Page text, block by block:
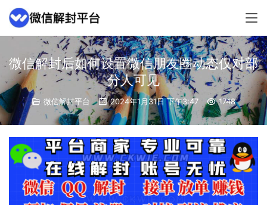
微信解封后如何设置微信朋友圈动态仅对部
分人可见
微信解封平台 2024年1月31日 下午3:47 1748